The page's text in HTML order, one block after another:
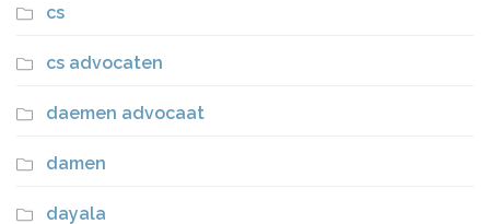
cs
cs advocaten
daemen advocaat
damen
dayala